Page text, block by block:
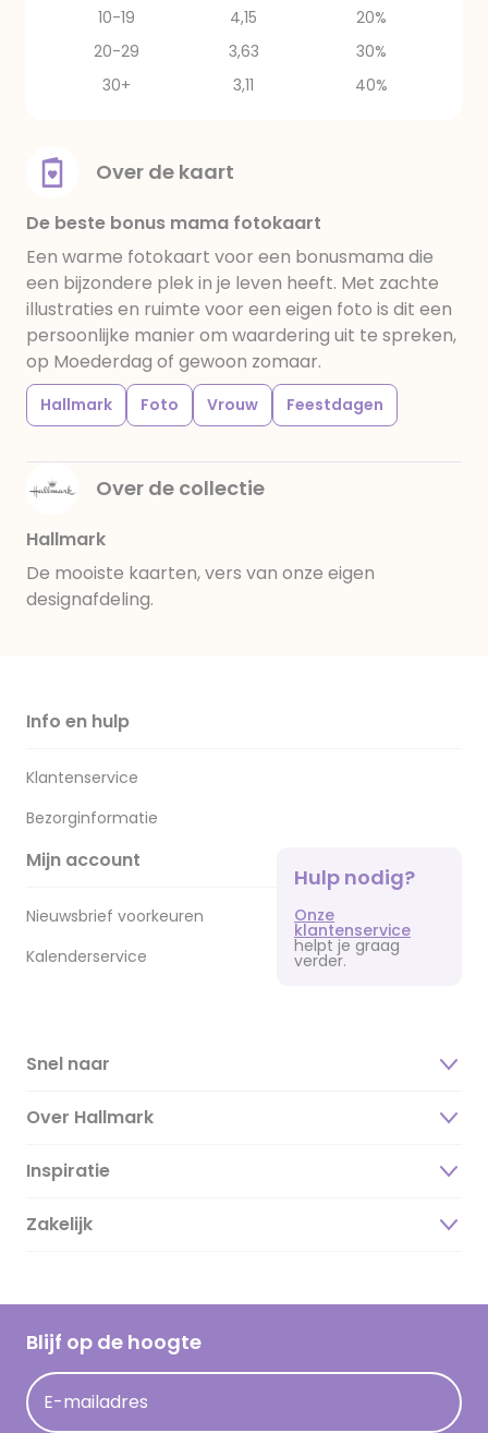
10-19
4,15
20%
20-29
3,63
30%
30+
3,11 40%
Over de kaart
De beste bonus mama fotokaart
Een warme fotokaart voor een bonusmama die
een bijzondere plek in je leven heeft. Met zachte
illustraties en ruimte voor een eigen foto is dit een
persoonlijke manier om waardering uit te spreken,
op Moederdag of gewoon zomaar.
Hallmark Foto Vrouw Feestdagen
Over de collectie
Hallmark
De mooiste kaarten, vers van onze eigen
designafdeling.
Info en hulp
Klantenservice
Bezorginformatie
Mijn account
Nieuwsbrief voorkeuren
Kalenderservice
Hulp nodig?
Onze
klantenservice
helpt je graag
verder.
Snel naar
Over Hallmark
Over ons
Duurzaamheid
Hallmark Kaartclub
Acties
Persberichten
Inspiratie
Magazine
Cadeau inspiratie
Kaartinspiratie
Zakelijk
Blijf op de hoogte
E-mailadres